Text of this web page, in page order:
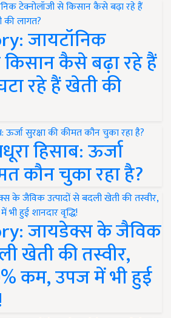
जायटॉनिक
कैसे बढ़ा रहे हैं
रहे हैं खेती की
हिसाब: ऊर्जा
कौन चुका रहा है?
जायडेक्स के जैविक
खेती की तस्वीर,
कम, उपज में भी हुई